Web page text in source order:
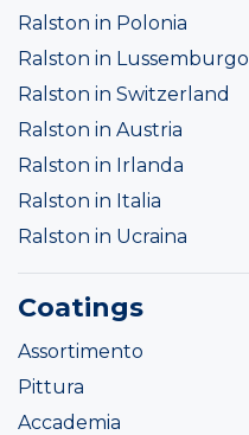
Ralston in Polonia
Ralston in Lussemburgo
Ralston in Switzerland
Ralston in Austria
Ralston in Irlanda
Ralston in Italia
Ralston in Ucraina
Coatings
Assortimento
Pittura
Accademia